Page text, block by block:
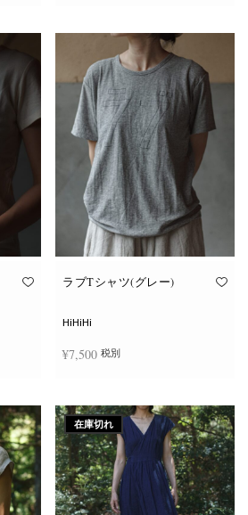
ジ
ら
選
択
で
き
ま
す
の
商
品
に
は
複
数
の
バ
リ
エ
ー
シ
ョ
ン
が
あ
り
ま
オ
ジ
か
ら
選
択
で
き
ま
す
ラブTシャツ(グレー)
HiHiHi
¥7,500 税別
の
商
品
に
複
数
の
在庫切れ